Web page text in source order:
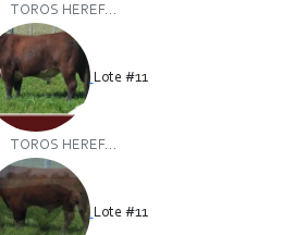
TOROS HEREF...
Lote #11
TOROS HEREF...
Lote #11